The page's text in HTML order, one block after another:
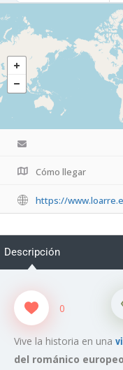
Cómo llegar
https://
Descripción
0
Vive la historia en una
del románico europeo